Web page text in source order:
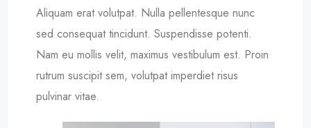
Aliquam erat volutpat. Nulla pellentesque nunc
sed consequat tincidunt. Suspendisse potenti.
Nam eu mollis velit, maximus vestibulum est. Proin
rutrum suscipit sem, volutpat imperdiet risus
pulvinar vitae.